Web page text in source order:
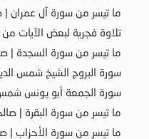
ما تيسر من سورة آل عمران |
تلاوة فجرية لبعض الآيات من
ما تيسر من سورة السجدة |
سورة البروج الشيخ شمس
سورة الجمعة أبو يونس شمس
ما تيسر من سورة البقرة |
ما تيسر من سورة الأحزاب |